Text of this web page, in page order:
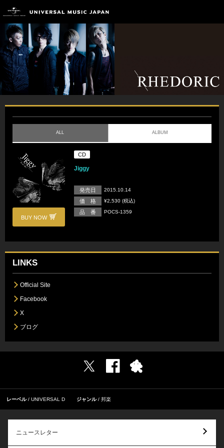
ALL ALBUM
BUY NOW
CD
Jiggy
発売日 2015.10.14
価 格 ¥2,530 (税込)
品 番 POCS-1359
LINKS
Official Site
Facebook
X
ブログ
レーベル UNIVERSAL D ジャンル 邦楽
ニュースレター